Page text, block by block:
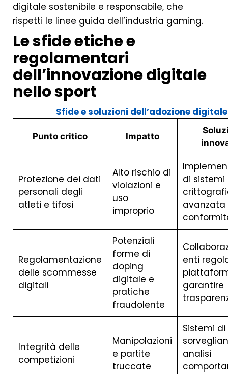
digitale sostenibile e responsabile, che
rispetti le linee guida dell’industria gaming.
Le sfide etiche e
regolamentari
dell’innovazione digitale
nello sport
Sfide e soluzioni dell’adozione digitale
Punto critico Impatto
Protezione dei dati
personali degli
atleti e tifosi
Alto rischio di
violazioni e
uso
improprio
di sistemi
avanzata
Regolamentazione
delle scommesse
digitali
Potenziali
forme di
doping
digitale e
pratiche
fraudolente
enti
garantire
Integrità delle
competizioni
Manipolazioni
e partite
truccate
Sistemi di
analisi